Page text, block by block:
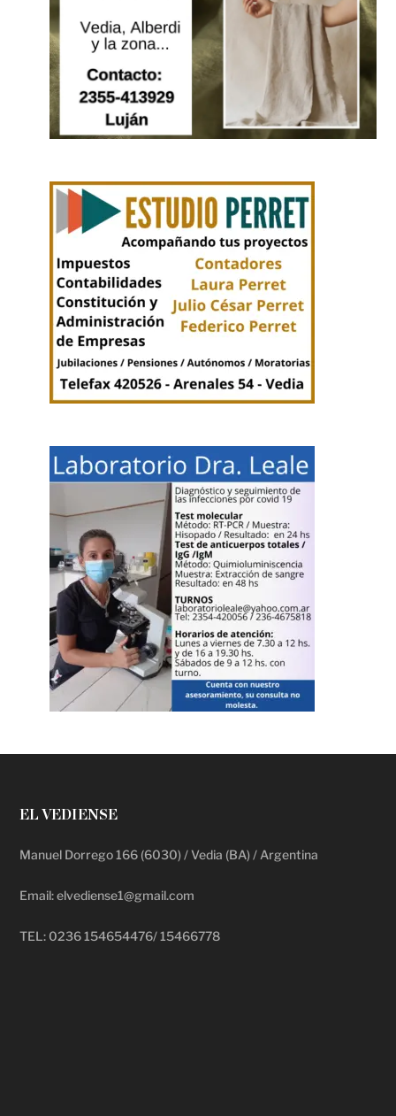
EL VEDIENSE
Manuel Dorrego 166 (6030) / Vedia (BA) / Argentina
Email: elvediense1@gmail.com
TEL: 0236 154654476/ 15466778